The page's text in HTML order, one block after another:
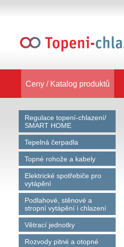
Ceny / Katalog produktů
Regulace topení-chlazení/
SMART HOME
Tepelná čerpadla
Topné rohože a kabely
Elektrické spotřebiče pro
vytápění
Podlahové, stěnové a
stropní vytápění i chlazení
Větrací jednotky
Rozvody pitné a otopné